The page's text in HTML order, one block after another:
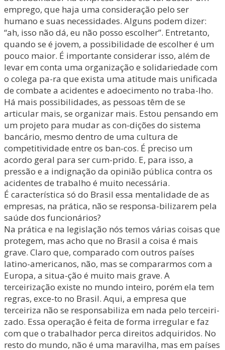
emprego, que haja uma consideração pelo ser
humano e suas necessidades. Alguns podem dizer:
“ah, isso não dá, eu não posso escolher”. Entretanto,
quando se é jovem, a possibilidade de escolher é um
pouco maior. É importante considerar isso, além de
levar em conta uma organização e solidariedade com
o colega pa-ra que exista uma atitude mais unificada
de combate a acidentes e adoecimento no traba-lho.
Há mais possibilidades, as pessoas têm de se
articular mais, se organizar mais. Estou pensando em
um projeto para mudar as con-dições do sistema
bancário, mesmo dentro de uma cultura de
competitividade entre os ban-cos. É preciso um
acordo geral para ser cum-prido. E, para isso, a
pressão e a indignação da opinião pública contra os
acidentes de trabalho é muito necessária.
É característica só do Brasil essa mentalidade de as
empresas, na prática, não se responsa-bilizarem pela
saúde dos funcionários?
Na prática e na legislação nós temos várias coisas que
protegem, mas acho que no Brasil a coisa é mais
grave. Claro que, comparado com outros países
latino-americanos, não, mas se compararmos com a
Europa, a situa-ção é muito mais grave. A
terceirização existe no mundo inteiro, porém ela tem
regras, exce-to no Brasil. Aqui, a empresa que
terceiriza não se responsabiliza em nada pelo terceiri-
zado. Essa operação é feita de forma irregular e faz
com que o trabalhador perca direitos adquiridos. No
resto do mundo, não é uma maravilha, mas em países